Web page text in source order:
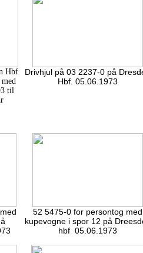
Hbf
til
Drivhjul på 03 2237-0 på
Hbf. 05.06.1973
52 5475-0 for persontog med
kupevogne i spor 12 på
hbf 05.06.1973